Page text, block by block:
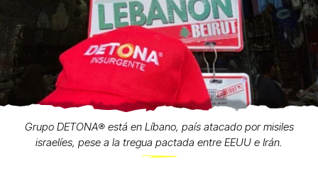
Grupo DETONA®️ está en Líbano, país atacado por misiles
israelíes, pese a la tregua pactada entre EEUU e Irán.